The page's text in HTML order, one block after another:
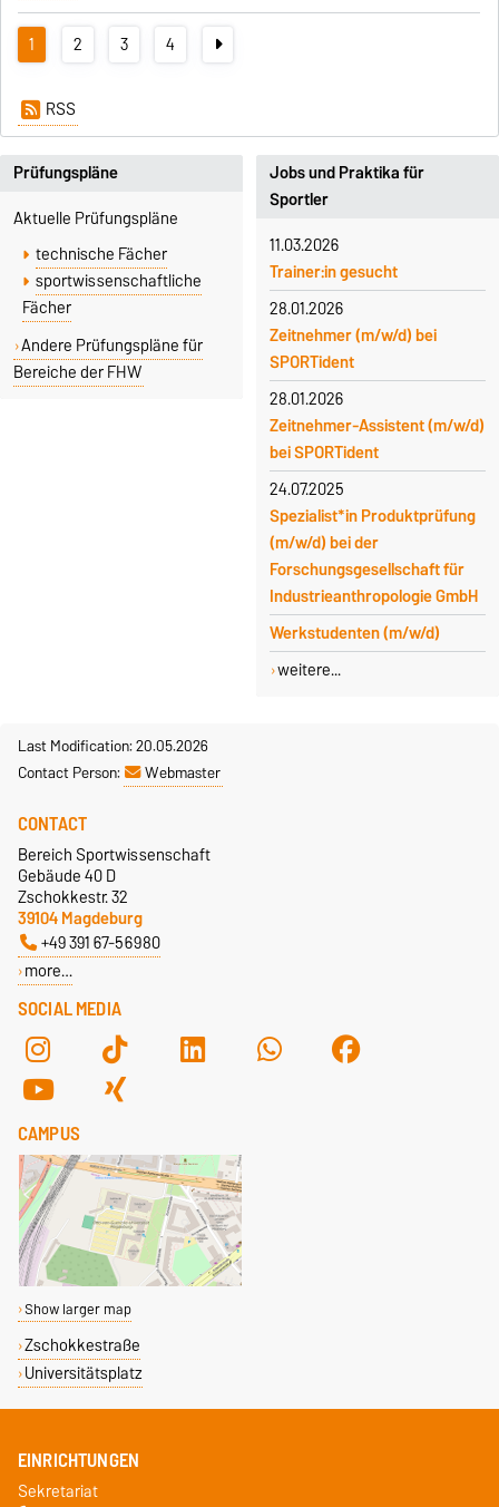
1 2 3 4
RSS
Prüfungspläne
Aktuelle Prüfungspläne
technische Fächer
sportwissenschaftliche
Fächer
Andere Prüfungspläne für
Bereiche der FHW
Jobs und Praktika für
Sportler
11.03.2026
Trainer:in gesucht
28.01.2026
Zeitnehmer (m/w/d) bei
SPORTident
28.01.2026
Zeitnehmer-Assistent (m/w/d)
bei SPORTident
24.07.2025
Spezialist*in Produktprüfung
(m/w/d) bei der
Forschungsgesellschaft für
Industrieanthropologie GmbH
Werkstudenten (m/w/d)
weitere...
Last Modification: 20.05.2026
Contact Person:
Webmaster
SOCIAL MEDIA
CONTACT
Bereich Sportwissenschaft
Gebäude 40 D
Zschokkestr. 32
39104 Magdeburg
+49 391 67-56980
more…
CAMPUS
Show larger map
Zschokkestraße
Universitätsplatz
EINRICHTUNGEN
Sekretariat